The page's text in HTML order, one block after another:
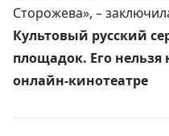
Сторожева», –
Культовый русский
площадок. Его
онлайн-кинотеатре